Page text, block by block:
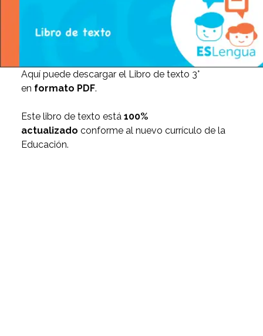
Aquí puede descargar el Libro de texto 3°
en formato PDF.
Este libro de texto está 100%
actualizado conforme al nuevo currículo de la
Educación.